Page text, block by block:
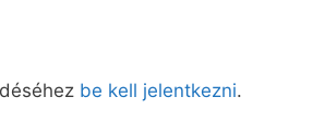
be kell jelentkezni.